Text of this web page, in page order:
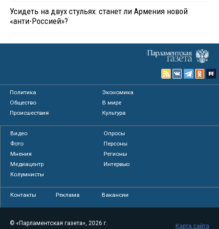
Усидеть на двух стульях: станет ли Армения новой
«анти-Россией»?
Политика
Экономика
Общество
В мире
Происшествия
Культура
Видео
Опросы
Фото
Персоны
Мнения
Регионы
Медиацентр
Интервью
Колумнисты
Контакты Реклама Вакансии
© «Парламентская газета», 2026 г.
Карта сайта